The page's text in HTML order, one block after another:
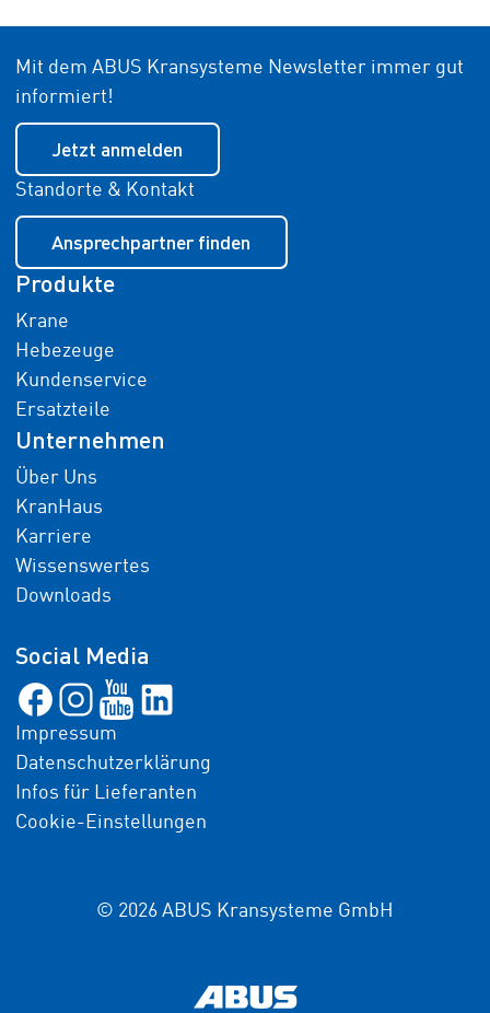
Mit dem ABUS Kransysteme Newsletter immer gut
informiert!
Jetzt anmelden
Standorte & Kontakt
Ansprechpartner finden
Produkte
Krane
Hebezeuge
Kundenservice
Ersatzteile
Unternehmen
Über Uns
KranHaus
Karriere
Wissenswertes
Downloads
Social Media
Impressum
Datenschutzerklärung
Infos für Lieferanten
Cookie-Einstellungen
© 2026 ABUS Kransysteme GmbH